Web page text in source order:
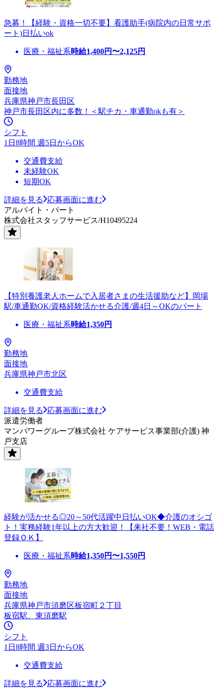
急募！【経験・資格一切不要】看護助手(病院内の日常サポ
ート)日払いok
医療・福祉系時給1,400円〜2,125円
勤務地
面接地
兵庫県神戸市長田区
神戸市長田区内に多数！＜駅チカ・車通勤okも有＞
シフト
1日8時間 週5日からOK
交通費支給
未経験OK
短期OK
詳細を見る
応募画面に進む
アルバイト・パート
株式会社スタッフサービス/H10495224
【特別養護老人ホームで入居者さまの生活援助など】岡場
駅/車通勤OK/資格経験活かせる介護/週4日～OKのパート
医療・福祉系時給1,350円
勤務地
面接地
兵庫県神戸市北区
交通費支給
詳細を見る
応募画面に進む
派遣労働者
マンパワーグループ株式会社 ケアサービス事業部(介護) 神
戸支店
経験が活かせる◎20～50代活躍中日払いOK◆介護のオシゴ
ト！実務経験1年以上の方大歓迎！【来社不要！WEB・電話
登録ＯＫ】
医療・福祉系時給1,350円〜1,550円
勤務地
面接地
兵庫県神戸市須磨区板宿町２丁目
板宿駅、東須磨駅
シフト
1日8時間 週3日からOK
交通費支給
詳細を見る
応募画面に進む